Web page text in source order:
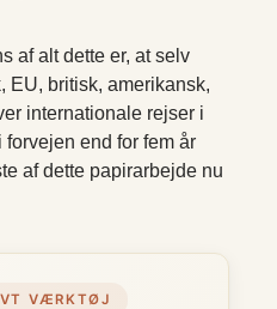
af alt dette er, at selv
EU, britisk, amerikansk,
internationale rejser i
end for fem år
af dette papirarbejde nu
VÆRKTØJ